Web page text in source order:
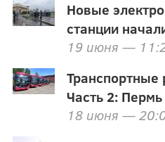
Новые
станции
19 июня —
Часть 2:
18 июня —